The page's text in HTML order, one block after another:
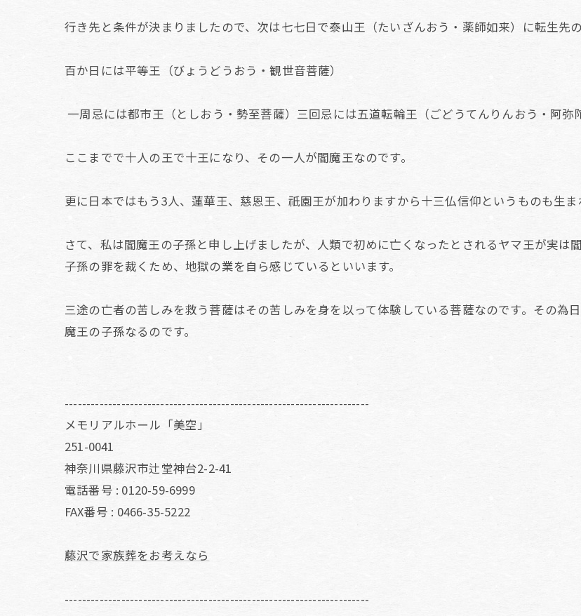
行き先と条件が決まりましたので、次は七七日で泰山王（たいざんおう・薬師如来）に転生先
百か日には平等王（びょうどうおう・観世音菩薩）
一周忌には都市王（としおう・勢至菩薩）三回忌には五道転輪王（ごどうてんりんおう・阿弥
ここまでで十人の王で十王になり、その一人が閻魔王なのです。
更に日本ではもう3人、蓮華王、慈恩王、祇園王が加わりますから十三仏信仰というものも生ま
さて、私は閻魔王の子孫と申し上げましたが、人類で初めに亡くなったとされるヤマ王が実は
子孫の罪を裁くため、地獄の業を自ら感じているといいます。
三途の亡者の苦しみを救う菩薩はその苦しみを身を以って体験している菩薩なのです。その為
魔王の子孫なるのです。
----------------------------------------------------------------------
メモリアルホール「美空」
251-0041
神奈川県藤沢市辻堂神台2-2-41
電話番号 : 0120-59-6999
FAX番号 : 0466-35-5222
藤沢で家族葬をお考えなら
----------------------------------------------------------------------